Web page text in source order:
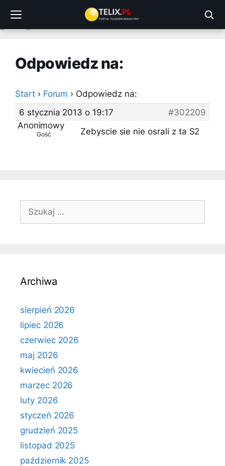
treści
Odpowiedz na:
Start › Forum › Odpowiedz na:
6 stycznia 2013 o 19:17
#302209
Anonimowy
Gość Zebyscie sie nie osrali z ta S2
Szukaj:
Archiwa
sierpień 2026
lipiec 2026
czerwiec 2026
maj 2026
kwiecień 2026
marzec 2026
luty 2026
styczeń 2026
grudzień 2025
listopad 2025
październik 2025